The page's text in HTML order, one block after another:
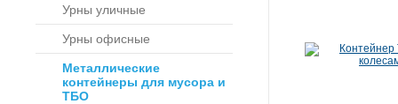
Урны уличные
Урны офисные
Металлические
контейнеры для мусора и
ТБО